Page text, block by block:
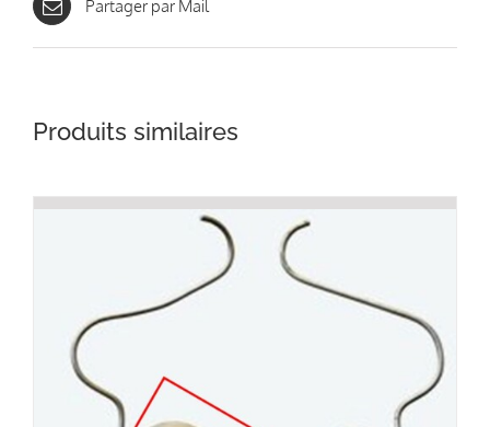
Partager par Mail
Produits similaires